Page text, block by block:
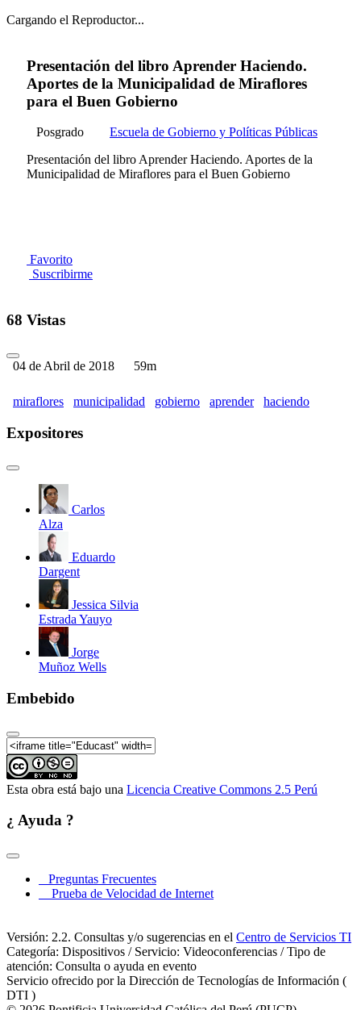
Cargando el Reproductor...
Presentación del libro Aprender Haciendo.
Aportes de la Municipalidad de Miraflores
para el Buen Gobierno
Posgrado
Escuela de Gobierno y Políticas Públicas
Presentación del libro Aprender Haciendo. Aportes de la
Municipalidad de Miraflores para el Buen Gobierno
Favorito
Suscribirme
68 Vistas
04 de Abril de 2018 59m
miraflores municipalidad gobierno aprender haciendo
Expositores
Carlos
Alza
Eduardo
Dargent
Jessica Silvia
Estrada Yauyo
Jorge
Muñoz Wells
Embebido
Esta obra está bajo una Licencia Creative Commons 2.5 Perú
¿ Ayuda ?
Preguntas Frecuentes
Prueba de Velocidad de Internet
Versión: 2.2. Consultas y/o sugerencias en el Centro de Servicios TI
Categoría: Dispositivos / Servicio: Videoconferencias / Tipo de
atención: Consulta o ayuda en evento
Servicio ofrecido por la Dirección de Tecnologías de Información (
DTI )